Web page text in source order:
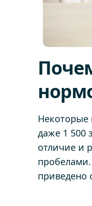
Некоторые
даже 1 500
отличие и
приведено